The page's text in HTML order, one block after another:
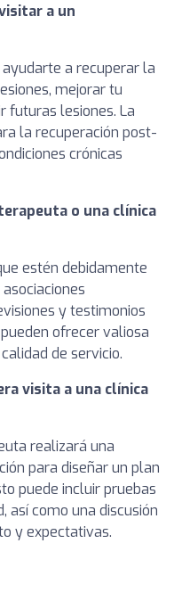
a un
a recuperar la
mejorar tu
futuras lesiones. La
la recuperación post-
crónicas
o una clínica
estén debidamente
y testimonios
ofrecer valiosa
de servicio.
visita a una clínica
realizará una
para diseñar un plan
puede incluir pruebas
así como una discusión
y expectativas.